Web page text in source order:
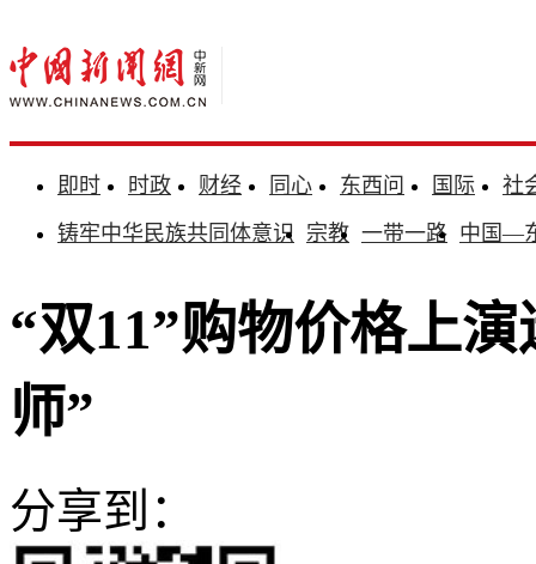
即时 时政 财经 同心 东西问 国际
社
铸牢中华民族共同体意识 宗教 一带一路 中国—
“双11”购物价格上
师”
分享到：